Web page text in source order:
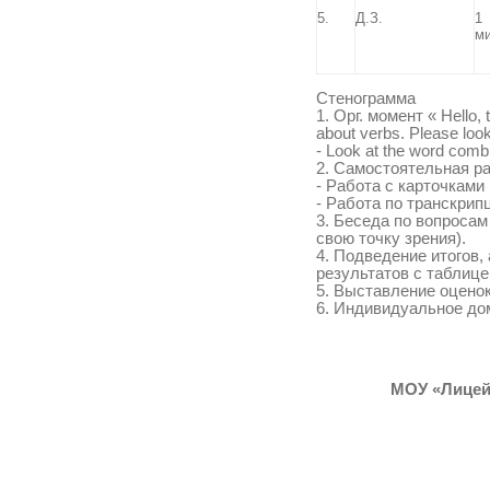
5. Д.З.
1
Стенограмма
1. Орг. момент « Hello,
about verbs. Please
- Look at the word
2. Самостоятельная
- Работа с
- Работа по
3. Беседа по
свою точку зрения).
4. Подведение
результатов с
5. Выставление
6. Индивидуальное
МОУ